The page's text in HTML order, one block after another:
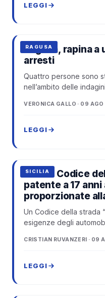
LEGGI
RAGUSA
Ragusa, rapina
arresti
Quattro persone sono
nell’ambito delle
VERONICA GALLO · 09 AGO
LEGGI
SICILIA
Nuovo Codice
patente a 17
proporzionate
Un Codice della strada
esigenze degli
CRISTIAN RUVANZERI · 09
LEGGI